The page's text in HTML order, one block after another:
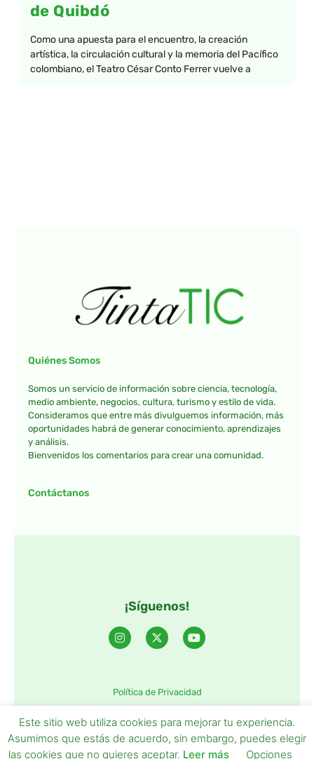
de Quibdó
Como una apuesta para el encuentro, la creación
artística, la circulación cultural y la memoria del Pacífico
colombiano, el Teatro César Conto Ferrer vuelve a
Quiénes Somos
Somos un servicio de información sobre ciencia, tecnología,
medio ambiente, negocios, cultura, turismo y estilo de vida.
Consideramos que entre más divulguemos información, más
oportunidades habrá de generar conocimiento, aprendizajes
y análisis.
Bienvenidos los comentarios para crear una comunidad.
Contáctanos
¡Síguenos!
Política de Privacidad
Este sitio web utiliza cookies para mejorar tu experiencia.
Asumimos que estás de acuerdo, sin embargo, puedes elegir
las cookies que no quieres aceptar. Leer más Opciones